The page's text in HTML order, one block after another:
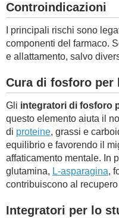
Controindicazioni
I principali rischi sono
componenti del farmaco.
e allattamento, salvo
Cura di fosforo per
Gli integratori di fosforo
questo elemento aiuta il
di proteine, grassi e
equilibrio e favorendo il
affaticamento mentale. In
glutamina, L-asparagina,
contribuiscono al
Integratori per lo